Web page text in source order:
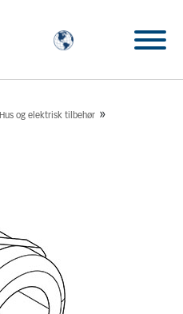
Hus og elektrisk tilbehør »